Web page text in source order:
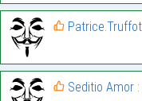
Seditio Amor